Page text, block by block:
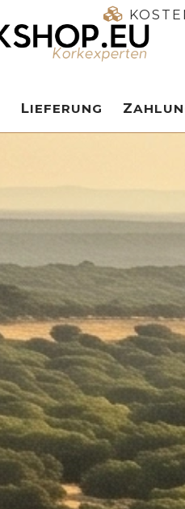
LIEFERUNG